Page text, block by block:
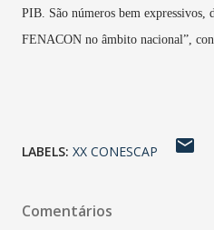
PIB. São números bem expressivos,
FENACON no âmbito nacional”,
LABELS: XX CONESCAP
Comentários